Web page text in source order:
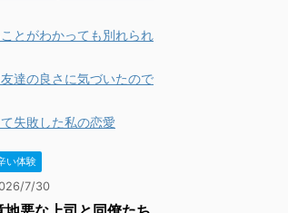
とがわかっても別れられ
達の良さに気づいたので
失敗した私の恋愛
い体験
7/30